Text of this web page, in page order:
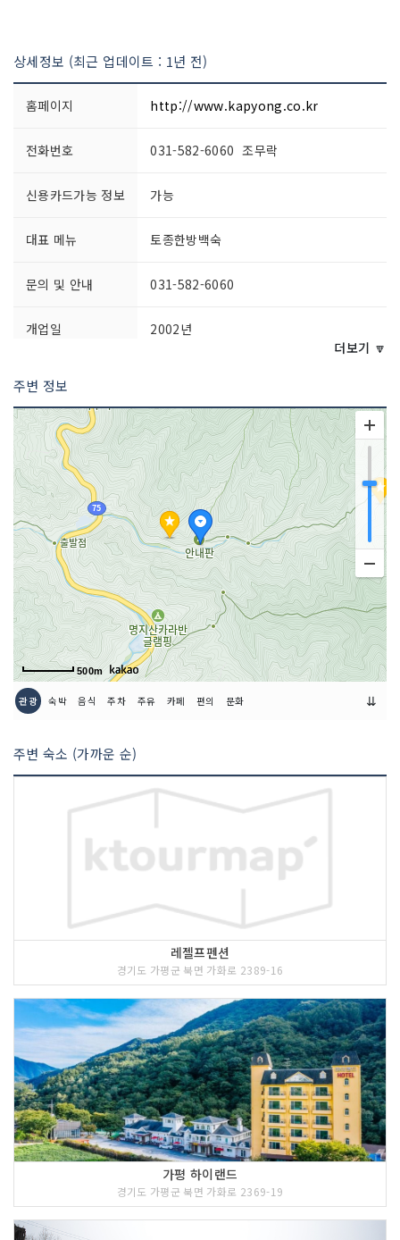
상세정보 (최근 업데이트 : 1년 전)
홈페이지 http://www.kapyong.co.kr
전화번호 031-582-6060 조무락
신용카드가능 정보 가능
대표 메뉴 토종한방백숙
문의 및 안내 031-582-6060
개업일 2002년
포장 가능 포장 불가능
주차시설 가능
예약안내 전화 예약 가능 (031-582-6060)
쉬는날 명절 당일 (전화 문의)
좌석수 88석
금연/흡연 여부 모두 금연석
취급 메뉴
닭볶음탕 / 잡어매운탕 / 된장찌개 / 허브
차 / 토종꿀차 등
인허가번호
더보기 🔽
주변 정보
500m
관광 숙박 음식 주차 주유 카페 편의 문화 ⇊
주변 숙소 (가까운 순)
레젤프펜션
경기도 가평군 북면 가화로 2389-16
가평 하이랜드
경기도 가평군 북면 가화로 2369-19